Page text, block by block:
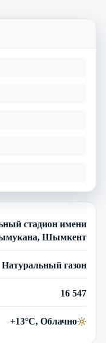
стадион имени
Шымкент
Натуральный газон
16 547
+13°C, Облачно